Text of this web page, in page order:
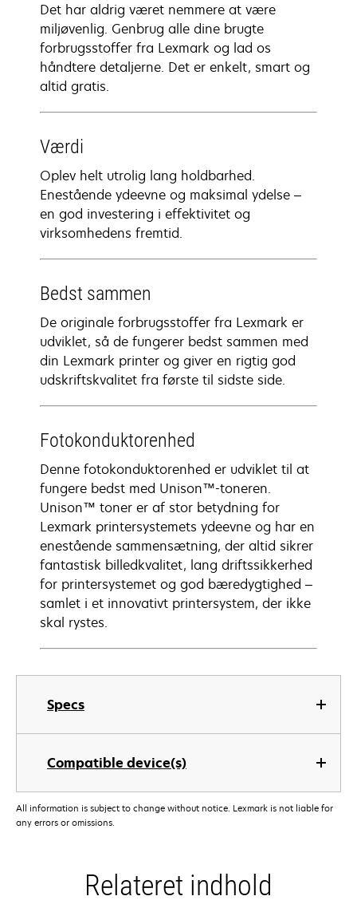
Specs
Compatible device(s)
Det har aldrig været nemmere at være
miljøvenlig. Genbrug alle dine brugte
forbrugsstoffer fra Lexmark og lad os
håndtere detaljerne. Det er enkelt, smart og
altid gratis.
Værdi
Oplev helt utrolig lang holdbarhed.
Enestående ydeevne og maksimal ydelse –
en god investering i effektivitet og
virksomhedens fremtid.
Bedst sammen
De originale forbrugsstoffer fra Lexmark er
udviklet, så de fungerer bedst sammen med
din Lexmark printer og giver en rigtig god
udskriftskvalitet fra første til sidste side.
Fotokonduktorenhed
Denne fotokonduktorenhed er udviklet til at
fungere bedst med Unison™-toneren.
Unison™ toner er af stor betydning for
Lexmark printersystemets ydeevne og har en
enestående sammensætning, der altid sikrer
fantastisk billedkvalitet, lang driftssikkerhed
for printersystemet og god bæredygtighed –
samlet i et innovativt printersystem, der ikke
skal rystes.
All information is subject to change without notice. Lexmark is not liable for
any errors or omissions.
Relateret indhold